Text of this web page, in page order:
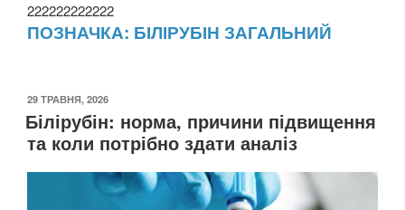
222222222222
ПОЗНАЧКА: БІЛІРУБІН ЗАГАЛЬНИЙ
ОПУБЛІКОВАНО
29 ТРАВНЯ, 2026
Білірубін: норма, причини підвищення
та коли потрібно здати аналіз